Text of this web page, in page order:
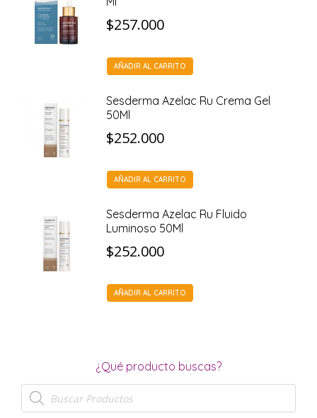
$257.000
AÑADIR AL CARRITO
Sesderma Azelac Ru Crema Gel
50Ml
$252.000
AÑADIR AL CARRITO
Sesderma Azelac Ru Fluido
Luminoso 50Ml
$252.000
AÑADIR AL CARRITO
¿Qué producto buscas?
Búsqueda
de
productos